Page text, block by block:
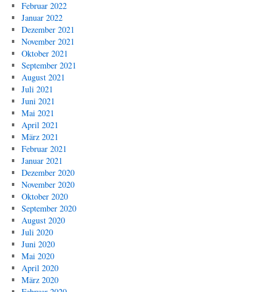
Februar 2022
Januar 2022
Dezember 2021
November 2021
Oktober 2021
September 2021
August 2021
Juli 2021
Juni 2021
Mai 2021
April 2021
März 2021
Februar 2021
Januar 2021
Dezember 2020
November 2020
Oktober 2020
September 2020
August 2020
Juli 2020
Juni 2020
Mai 2020
April 2020
März 2020